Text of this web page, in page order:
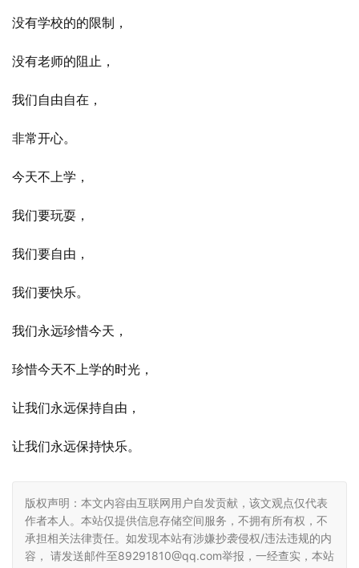
没有学校的的限制，
没有老师的阻止，
我们自由自在，
非常开心。
今天不上学，
我们要玩耍，
我们要自由，
我们要快乐。
我们永远珍惜今天，
珍惜今天不上学的时光，
让我们永远保持自由，
让我们永远保持快乐。
版权声明：本文内容由互联网用户自发贡献，该文观点仅代表
作者本人。本站仅提供信息存储空间服务，不拥有所有权，不
承担相关法律责任。如发现本站有涉嫌抄袭侵权/违法违规的内
容， 请发送邮件至89291810@qq.com举报，一经查实，本站